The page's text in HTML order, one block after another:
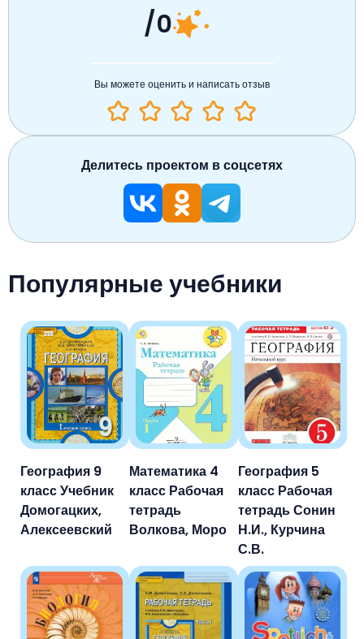
Популярные учебники
География 9
класс Учебник
Домогацких,
Алексеевский
Математика 4
класс Рабочая
тетрадь
Волкова, Моро
География 5
класс Рабочая
тетрадь Сонин
Н.И., Курчина
С.В.
/0
Вы можете оценить и написать отзыв
Делитесь проектом в соцсетях